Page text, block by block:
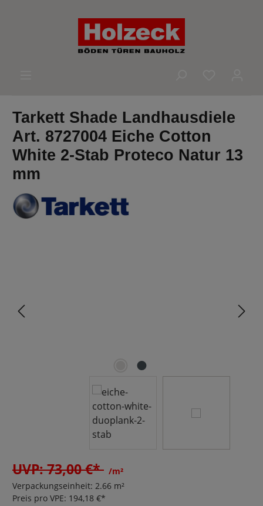
Tarkett Shade Landhausdiele
Art. 8727004 Eiche Cotton
White 2-Stab Proteco Natur 13
mm
UVP: 73,00 €* /m²
Verpackungseinheit: 2.66 m²
Preis pro VPE: 194,18 €*